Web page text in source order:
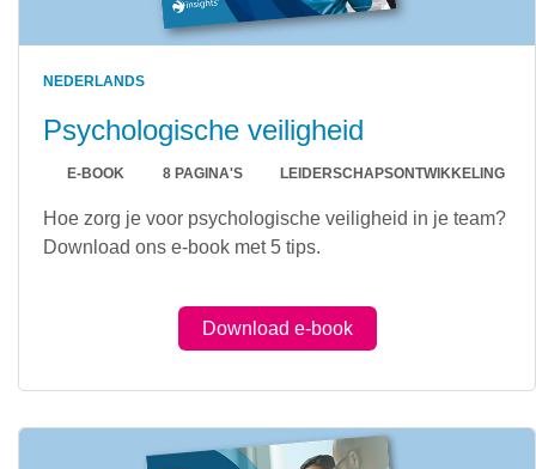
NEDERLANDS
Psychologische veiligheid
E-BOOK 8 PAGINA'S LEIDERSCHAPSONTWIKKELING
Hoe zorg je voor psychologische veiligheid in je team?
Download ons e-book met 5 tips.
Download e-book